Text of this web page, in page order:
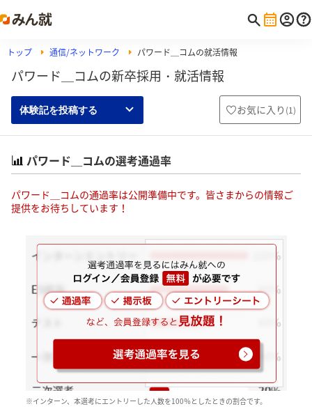
トップ 通信/ネットワーク パワード＿コムの就活情報
パワード＿コムの新卒採用・就活情報
体験記を投稿する お気に入り (1)
パワード＿コムの選考通過率
パワード＿コムの通過率は公開準備中です。皆さまからの情報ご
提供をお待ちしています！
※インターン、本選考にエントリーした人数を100％としたときの割合です。